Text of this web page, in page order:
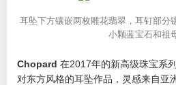
耳坠下方镶嵌两枚雕花翡翠，耳钉部分
小颗蓝宝石和祖
Chopard 在2017年的新高级珠宝系列
对东方风格的耳坠作品，灵感来自亚